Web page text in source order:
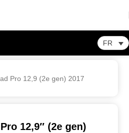
FR
Réparation iPad Pro 12,9″ (2e gen)
12,9″ (2e gen)